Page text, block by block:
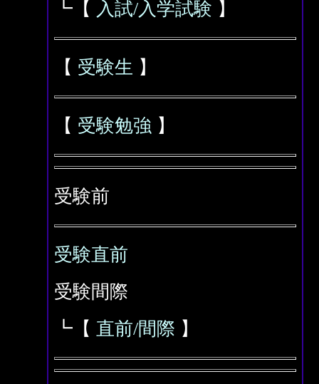
┗【 入試/入学試験 】
【 受験生 】
【 受験勉強 】
受験前
受験直前
受験間際
┗【 直前/間際 】